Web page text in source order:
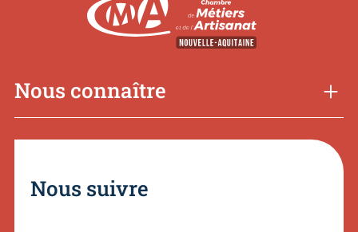
Nous connaître
Nous suivre